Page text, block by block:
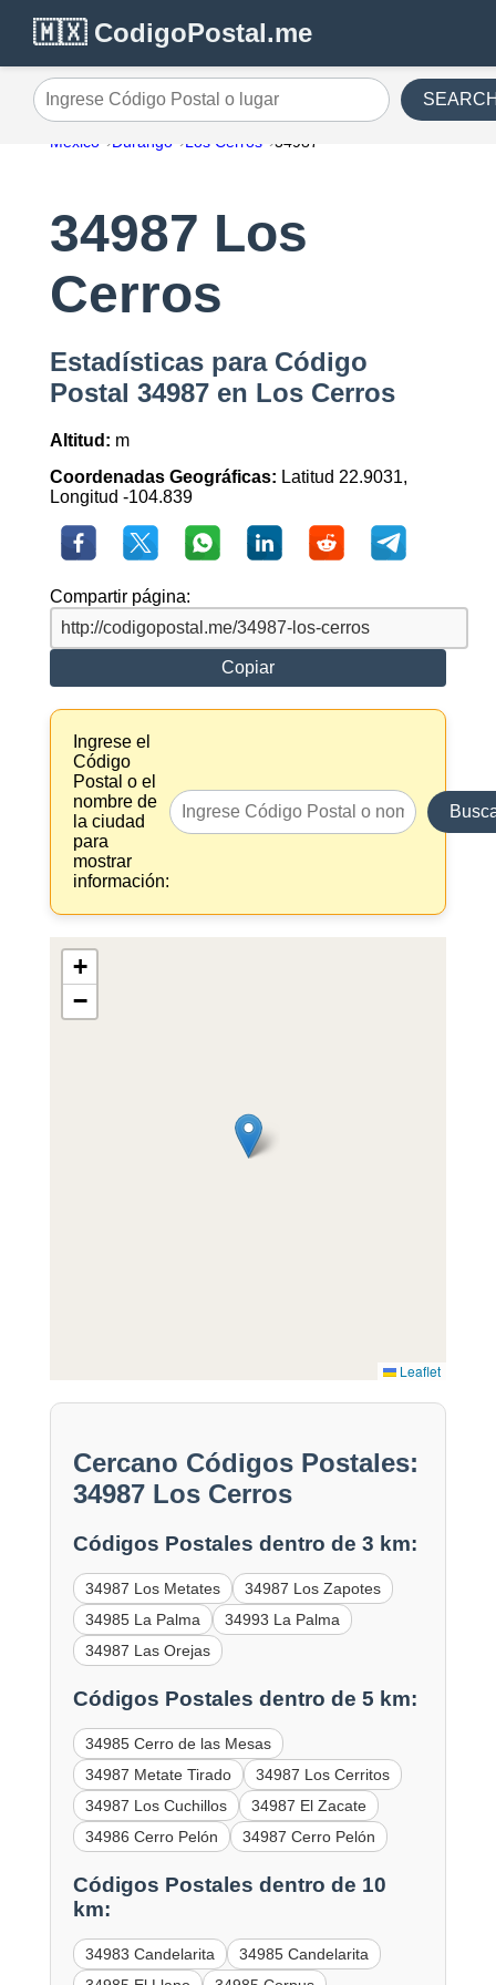
🇲🇽 CodigoPostal.me
Ingrese Código Postal o lugar
México Durango Los Cerros 34987
34987 Los
Cerros
Estadísticas para Código
Postal 34987 en Los Cerros
Altitud: m
Coordenadas Geográficas: Latitud 22.9031,
Longitud -104.839
Compartir página:
Copiar
Ingrese el
Código
Postal o el
nombre de
la ciudad
para
mostrar
información:
+
−
Leaflet
Cercano Códigos Postales:
34987 Los Cerros
Códigos Postales dentro de 3 km:
34987 Los Metates
34987 Los Zapotes
34985 La Palma
34993 La Palma
34987 Las Orejas
Códigos Postales dentro de 5 km:
34985 Cerro de las Mesas
34987 Metate Tirado
34987 Los Cerritos
34987 Los Cuchillos
34987 El Zacate
34986 Cerro Pelón
34987 Cerro Pelón
Códigos Postales dentro de 10
km:
34983 Candelarita
34985 Candelarita